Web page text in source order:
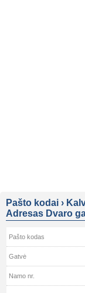
Pašto kodai ›
Adresas Dvaro